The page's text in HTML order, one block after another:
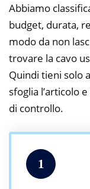
Abbiamo
budget, durata,
modo da non
trovare la cavo
Quindi tieni solo
sfoglia l’articolo
di controllo.
1